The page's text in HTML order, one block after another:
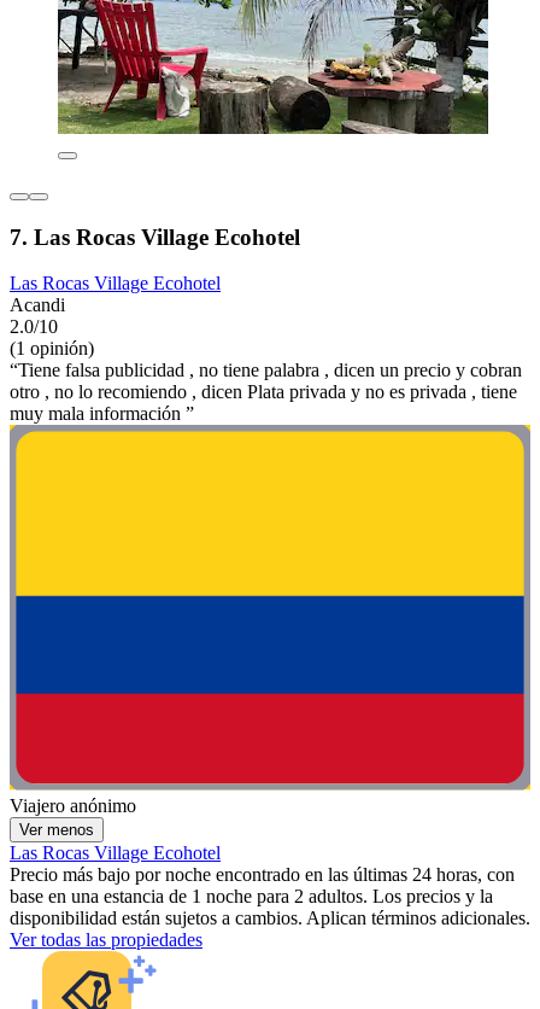
7. Las Rocas Village Ecohotel
Las Rocas Village Ecohotel
Acandi
2.0/10
(1 opinión)
“Tiene falsa publicidad , no tiene palabra , dicen un precio y cobran
otro , no lo recomiendo , dicen Plata privada y no es privada , tiene
muy mala información ”
Viajero anónimo
Ver menos
Las Rocas Village Ecohotel
Precio más bajo por noche encontrado en las últimas 24 horas, con
base en una estancia de 1 noche para 2 adultos. Los precios y la
disponibilidad están sujetos a cambios. Aplican términos adicionales.
Ver todas las propiedades